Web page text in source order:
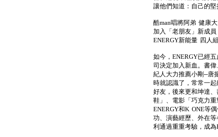
讓他們知道：自己的
酷man唱將阿弟 健康
加入「老朋友」新成
ENERGY新能量 四人
如今，ENERGY已經
司決定加入新血。書
紀人大力推薦小剛--唐
時就認識了，常常一
好友，後來更和坤達
鞋」、電影「巧克力
ENERGY和K ONE等
功、演藝經歷、外在
利通過重重考驗，成